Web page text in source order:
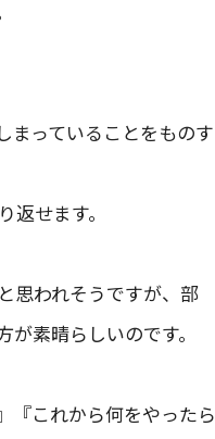
まっていることをものす
せます。
思われそうですが、部
素晴らしいのです。
『これから何をやったら